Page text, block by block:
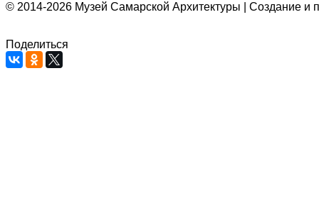
© 2014-2026 Музей Самарской Архитектуры | Создание и
Поделиться